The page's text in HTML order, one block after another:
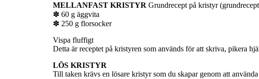
MELLANFAST KRISTYR Grundrecept på kristyr
✽ 60 g äggvita
✽ 250 g florsocker
Vispa fluffigt
Detta är receptet på kristyren som används för att skriva, pikera
LÖS KRISTYR
Till taken krävs en lösare kristyr som du skapar genom att